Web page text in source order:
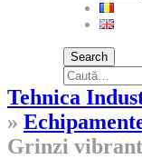
Search
Tehnica
»
Grinzi